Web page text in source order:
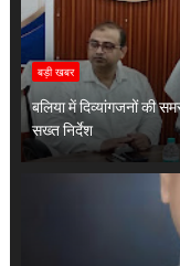
बड़ी खबर
बलिया में दिव्यांगजनों की
सख्त निर्देश